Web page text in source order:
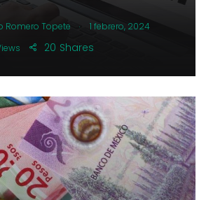
Romero Topete .
1 febrero, 2024
Shares
20